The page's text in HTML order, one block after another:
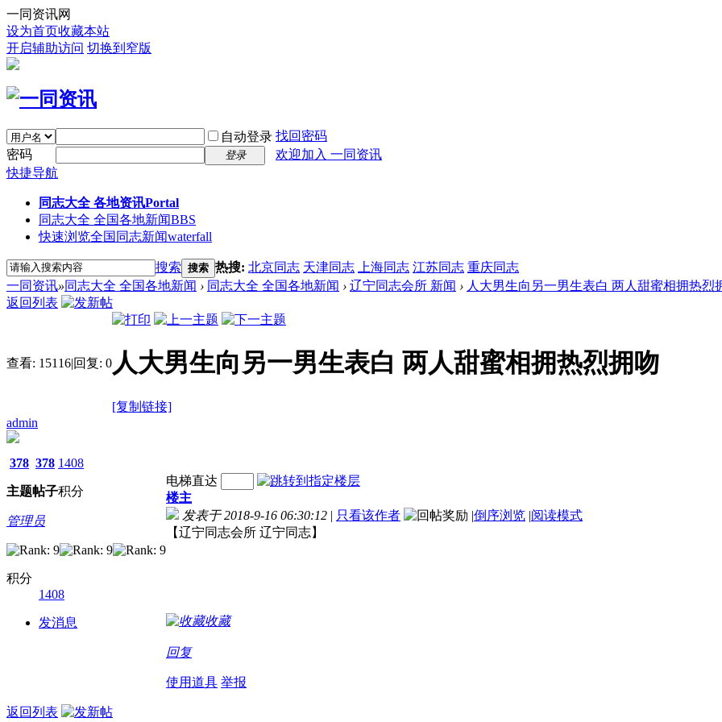
一同资讯网
设为首页收藏本站
开启辅助访问 切换到窄版
自动登录 找回密码
密码
登录
欢迎加入 一同资讯
快捷导航
同志大全 各地资讯Portal
同志大全 全国各地新闻BBS
快速浏览全国同志新闻waterfall
搜索 搜索 热搜: 北京同志 天津同志 上海同志 江苏同志 重庆同志
一同资讯»同志大全 全国各地新闻 › 同志大全 全国各地新闻 › 辽宁同志会所 新闻 › 人大男生向另一男生表白 两人甜蜜相拥热烈
返回列表
查看: 15116|回复: 0人大男生向另一男生表白 两人甜蜜相拥热烈拥吻
[复制链接]
admin
378
主题
378
帖子
1408
积分
管理员
积分
1408
发消息
电梯直达
楼主
发表于 2018-9-16 06:30:12 | 只看该作者 |倒序浏览 |阅读模式
【辽宁同志会所 辽宁同志】
收藏
回复
使用道具 举报
返回列表